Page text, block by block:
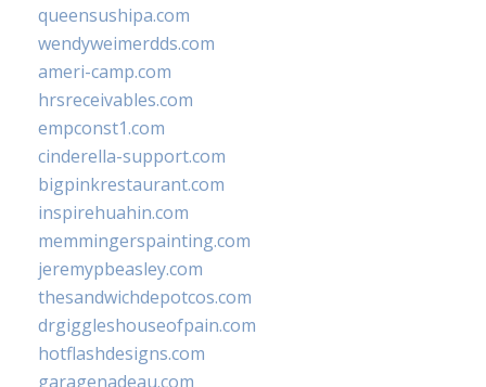
queensushipa.com
wendyweimerdds.com
ameri-camp.com
hrsreceivables.com
empconst1.com
cinderella-support.com
bigpinkrestaurant.com
inspirehuahin.com
memmingerspainting.com
jeremypbeasley.com
thesandwichdepotcos.com
drgiggleshouseofpain.com
hotflashdesigns.com
garagenadeau.com